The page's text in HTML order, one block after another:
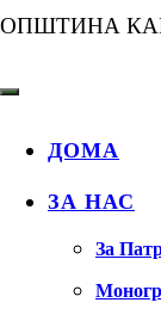
ОПШТИНА
ДОМА
ЗА НАС
За